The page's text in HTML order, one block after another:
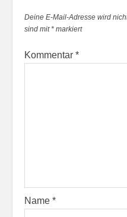
Deine E-Mail-Adresse wird
sind mit* markiert
Kommentar *
Name *